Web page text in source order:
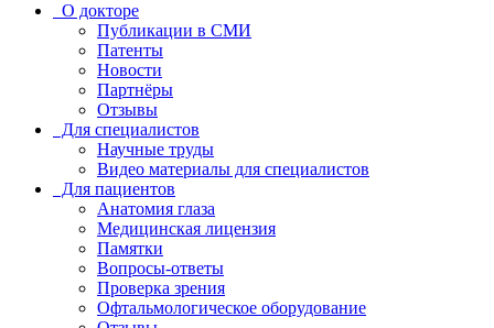
О докторе
Публикации в СМИ
Патенты
Новости
Партнёры
Отзывы
Для специалистов
Научные труды
Видео материалы для специалистов
Для пациентов
Анатомия глаза
Медицинская лицензия
Памятки
Вопросы-ответы
Проверка зрения
Офтальмологическое оборудование